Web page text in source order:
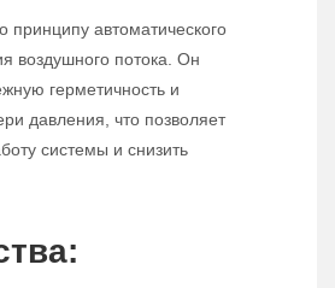
принципу автоматического
воздушного потока. Он
герметичность и
давления, что позволяет
системы и снизить